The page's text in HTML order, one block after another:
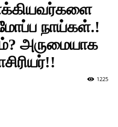
நாய்கள்.!
அருமையாக
1225